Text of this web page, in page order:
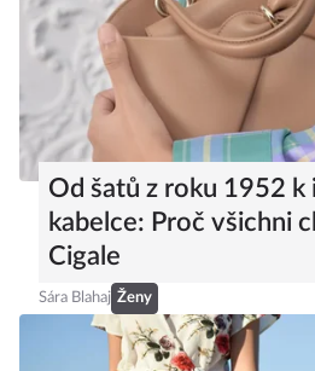
Od šatů z roku 1952 k
kabelce: Proč všichni
Cigale
Sára Blahaj Ženy